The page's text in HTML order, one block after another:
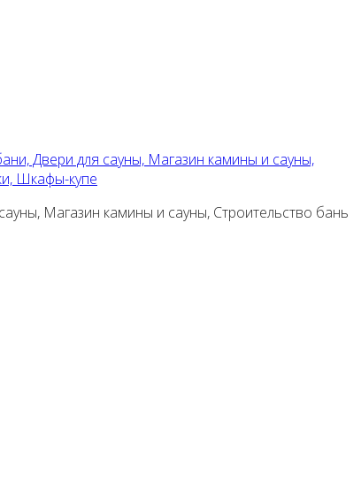
Двери для сауны, Магазин камины и сауны,
Шкафы-купе
Магазин камины и сауны, Строительство бань